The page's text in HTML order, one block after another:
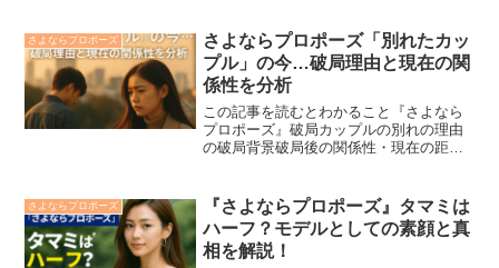
恋愛リアリティ番組『さよならプロポー
ズ』で話題を呼んでい...
さよならプロポーズ
さよならプロポーズ「別れたカッ
プル」の今…破局理由と現在の関
係性を分析
この記事を読むとわかること『さよなら
プロポーズ』破局カップルの別れの理由
の破局背景破局後の関係性・現在の距離
『さよならプロポーズ』シリーズで、残
念ながら「別れ」の結...
さよならプロポーズ
『さよならプロポーズ』タマミは
ハーフ？モデルとしての素顔と真
相を解説！